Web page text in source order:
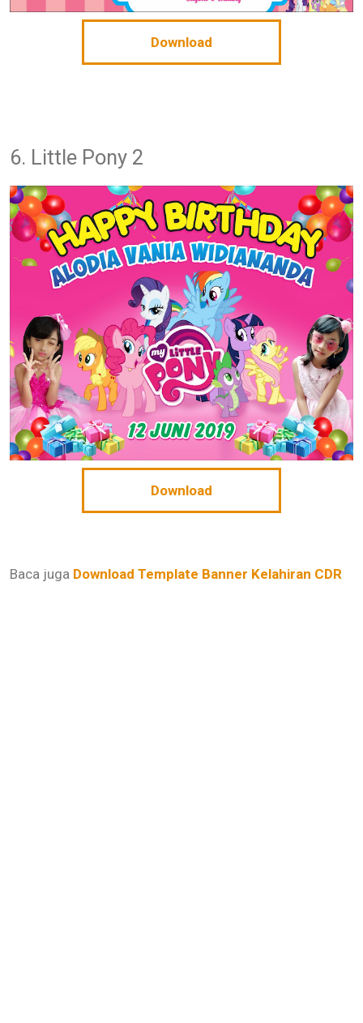
Download
6. Little Pony 2
Download
Baca juga Download Template Banner Kelahiran CDR